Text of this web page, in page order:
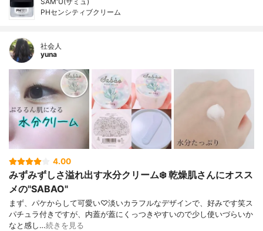
PHセンシティブクリーム
社会人
yuna
4.00
みずみずしさ溢れ出す水分クリーム❄️ 乾燥肌さんにオスス
メの"SABAO"
まず、パケからして可愛い♡淡いカラフルなデザインで、好みです笑ス
パチュラ付きですが、内蓋が蓋にくっつきやすいので少し使いづらいか
なと感し…続きを見る